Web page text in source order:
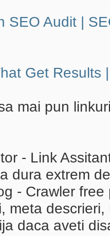
SEO Audit |
Get Results
mai pun
- Link
dura extrem
- Crawler
meta
daca aveti